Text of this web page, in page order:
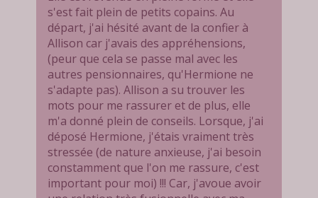
s'est fait plein de petits copains. Au
départ, j'ai hésité avant de la confier à
Allison car j'avais des appréhensions,
(peur que cela se passe mal avec les
autres pensionnaires, qu'Hermione ne
s'adapte pas). Allison a su trouver les
mots pour me rassurer et de plus, elle
m'a donné plein de conseils. Lorsque, j'ai
déposé Hermione, j'étais vraiment très
stressée (de nature anxieuse, j'ai besoin
constamment que l'on me rassure, c'est
important pour moi) !!! Car, j'avoue avoir